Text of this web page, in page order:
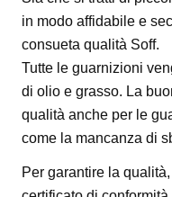
in modo affidabile e
consueta qualità Soff.
Tutte le guarnizioni
di olio e grasso. La
qualità anche per le
come la mancanza di
Per garantire la